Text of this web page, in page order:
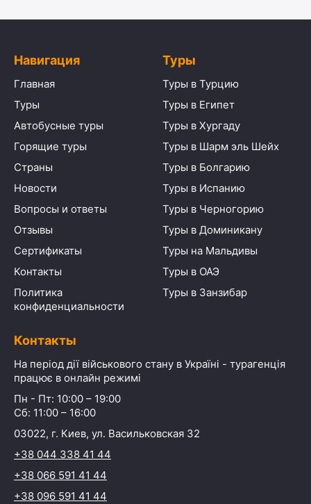
Навигация
Главная
Туры
Автобусные туры
Горящие туры
Страны
Новости
Вопросы и ответы
Отзывы
Сертификаты
Контакты
Политика
конфиденциальности
Туры
Туры в Турцию
Туры в Египет
Туры в Хургаду
Туры в Шарм эль Шейх
Туры в Болгарию
Туры в Испанию
Туры в Черногорию
Туры в Доминикану
Туры на Мальдивы
Туры в ОАЭ
Туры в Занзибар
Контакты
На період дії військового стану в Україні - турагенція
працює в онлайн режимі
Пн - Пт: 10:00 – 19:00
Сб: 11:00 – 16:00
03022, г. Киев, ул. Васильковская 32
+38 044 338 41 44
+38 066 591 41 44
+38 096 591 41 44